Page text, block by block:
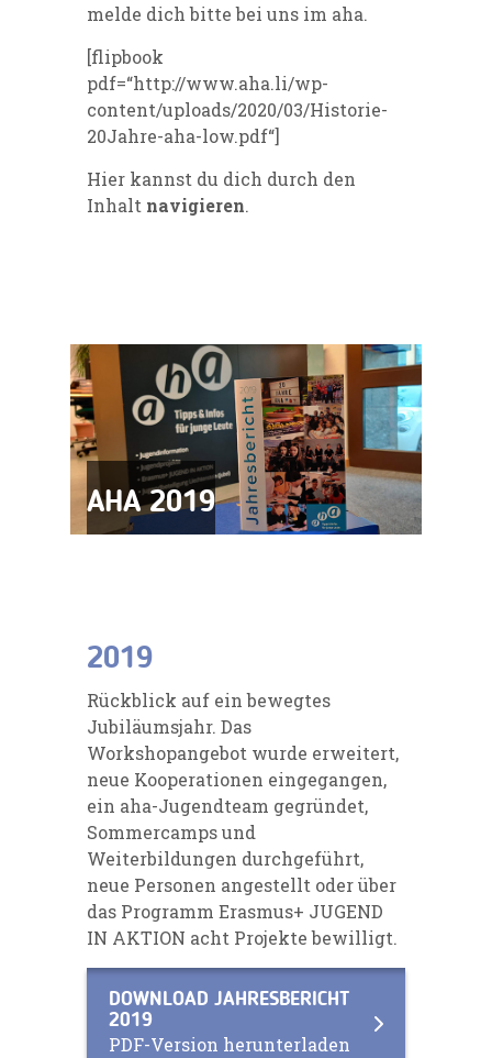
melde dich bitte bei uns im aha.
[flipbook
pdf=“http://www.aha.li/wp-
content/uploads/2020/03/Historie-
20Jahre-aha-low.pdf“]
Hier kannst du dich durch den
Inhalt navigieren.
AHA 2019
2019
Rückblick auf ein bewegtes
Jubiläumsjahr. Das
Workshopangebot wurde erweitert,
neue Kooperationen eingegangen,
ein aha-Jugendteam gegründet,
Sommercamps und
Weiterbildungen durchgeführt,
neue Personen angestellt oder über
das Programm Erasmus+ JUGEND
IN AKTION acht Projekte bewilligt.
DOWNLOAD JAHRESBERICHT
2019
PDF-Version herunterladen